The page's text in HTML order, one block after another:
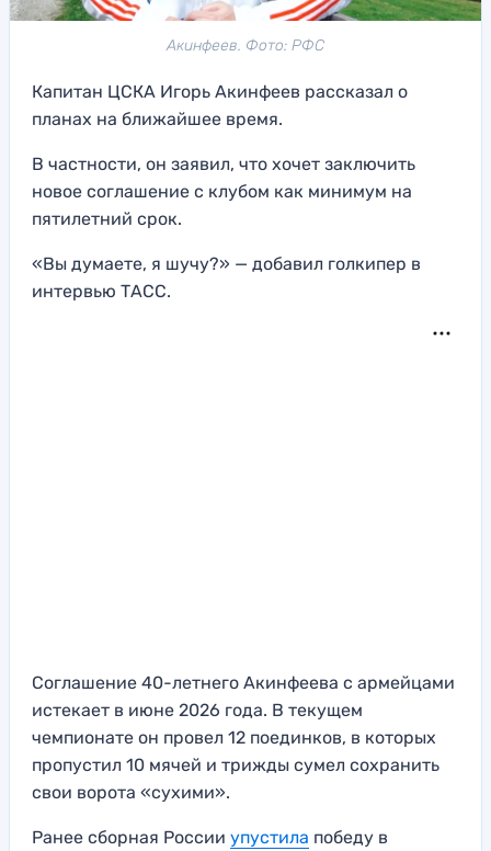
Акинфеев. Фото: РФС
Капитан ЦСКА Игорь Акинфеев рассказал о
планах на ближайшее время.
В частности, он заявил, что хочет заключить
новое соглашение с клубом как минимум на
пятилетний срок.
«Вы думаете, я шучу?» — добавил голкипер в
интервью ТАСС.
Соглашение 40-летнего Акинфеева с армейцами
истекает в июне 2026 года. В текущем
чемпионате он провел 12 поединков, в которых
пропустил 10 мячей и трижды сумел сохранить
свои ворота «сухими».
Ранее сборная России упустила победу в